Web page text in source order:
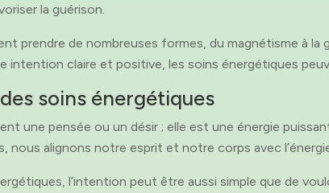
la guérison.
prendre de nombreuses formes, du magnétisme à
intention claire et positive, les soins énergétiques
soins énergétiques
une pensée ou un désir ; elle est une énergie
nous alignons notre esprit et notre corps avec
l’intention peut être aussi simple que de